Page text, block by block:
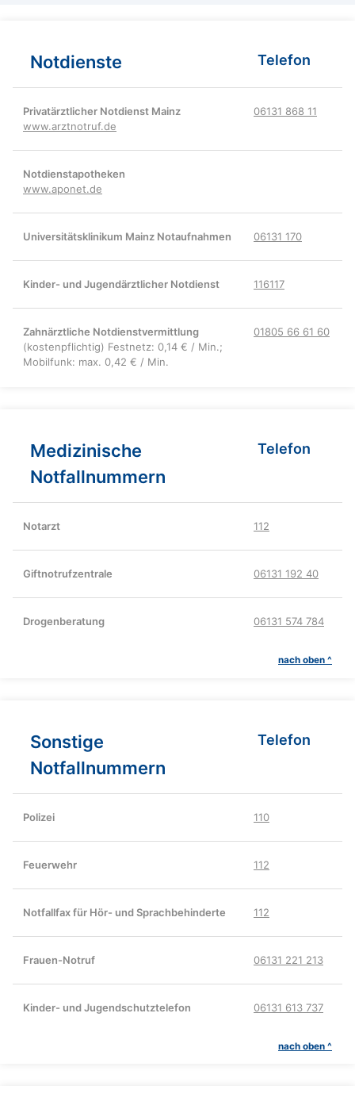
Notdienste Telefon
Privatärztlicher Notdienst Mainz
www.arztnotruf.de
06131 868 11
Notdienstapotheken
www.aponet.de
Universitätsklinikum Mainz Notaufnahmen 06131 170
Kinder- und Jugendärztlicher Notdienst 116117
Zahnärztliche Notdienstvermittlung
(kostenpflichtig) Festnetz: 0,14 € / Min.;
Mobilfunk: max. 0,42 € / Min.
01805 66 61 60
Medizinische
Notfallnummern
Telefon
Notarzt 112
Giftnotrufzentrale 06131 192 40
Drogenberatung 06131 574 784
nach oben ^
Sonstige
Notfallnummern
Telefon
Polizei 110
Feuerwehr 112
Notfallfax für Hör- und Sprachbehinderte 112
Frauen-Notruf 06131 221 213
Kinder- und Jugendschutztelefon 06131 613 737
nach oben ^